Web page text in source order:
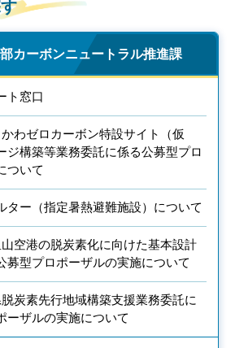
カーボンニュートラル推進課
ト窓口
わゼロカーボン特設サイト（仮
ジ構築等業務委託に係る公募型プロ
ついて
ター（指定暑熱避難施設）について
空港の脱炭素化に向けた基本設計
募型プロポーザルの実施について
炭素先行地域構築支援業務委託に
ーザルの実施について